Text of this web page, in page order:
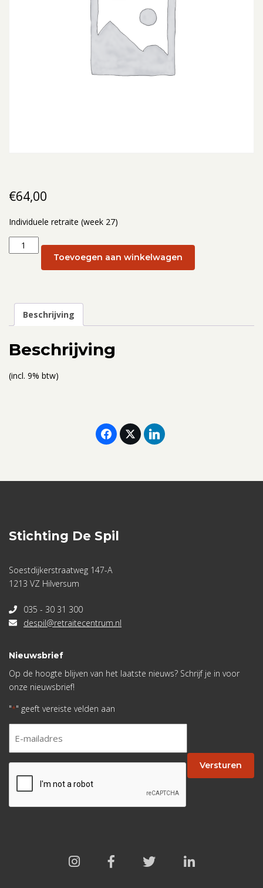
€64,00
Individuele retraite (week 27)
Individuele
retraite
aantal
Toevoegen aan winkelwagen
Beschrijving
Beschrijving
(incl. 9% btw)
Stichting De Spil
Soestdijkerstraatweg 147-A
1213 VZ Hilversum
035 - 30 31 300
despil@retraitecentrum.nl
Nieuwsbrief
Op de hoogte blijven van het laatste nieuws? Schrijf je in voor
onze nieuwsbrief!
"*" geeft vereiste velden aan
* Versturen